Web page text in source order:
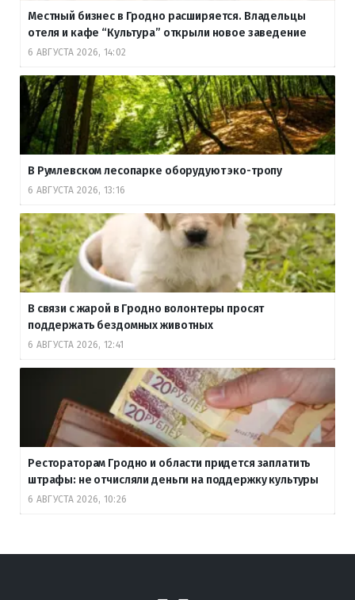
Местный бизнес в Гродно расширяется. Владельцы
отеля и кафе “Культура” открыли новое заведение
6 АВГУСТА 2026, 14:02
В Румлевском лесопарке оборудуют эко-тропу
6 АВГУСТА 2026, 13:16
В связи с жарой в Гродно волонтеры просят
поддержать бездомных животных
6 АВГУСТА 2026, 12:41
Рестораторам Гродно и области придется заплатить
штрафы: не отчисляли деньги на поддержку культуры
6 АВГУСТА 2026, 10:26